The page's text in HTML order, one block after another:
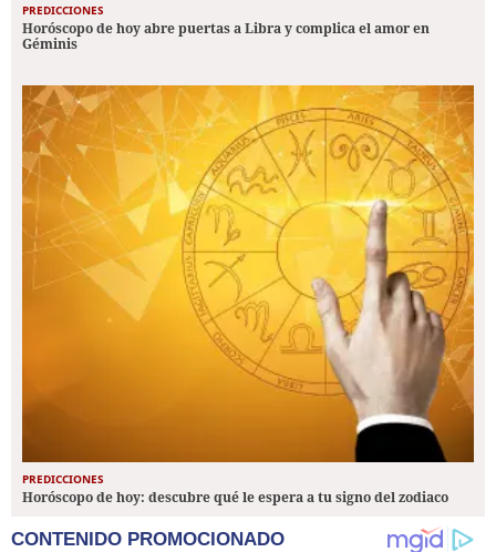
PREDICCIONES
Horóscopo de hoy abre puertas a Libra y complica el amor en
Géminis
PREDICCIONES
Horóscopo de hoy: descubre qué le espera a tu signo del zodiaco
CONTENIDO PROMOCIONADO